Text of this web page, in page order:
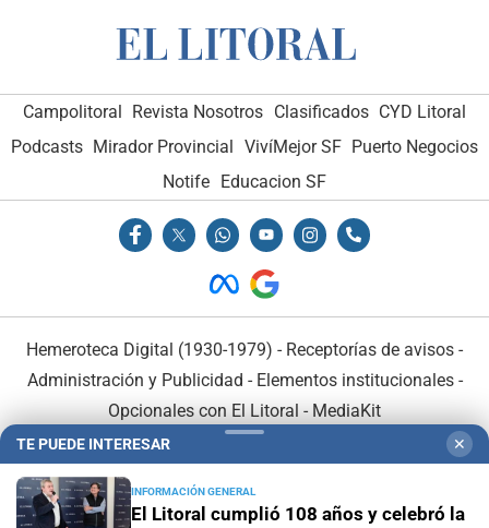
Campolitoral Revista Nosotros Clasificados CYD Litoral
Podcasts Mirador Provincial VivíMejor SF Puerto Negocios
Notife Educacion SF
Hemeroteca Digital (1930-1979) - Receptorías de avisos -
Administración y Publicidad - Elementos institucionales-
Opcionales con El Litoral - MediaKit
TE PUEDE INTERESAR ✕
INFORMACIÓN GENERAL
El Litoral cumplió 108 años y celebró la